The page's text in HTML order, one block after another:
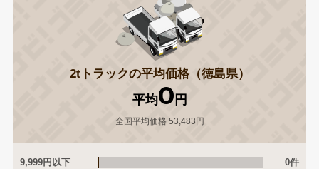
2tトラックの平均価格（徳島県）
平均0 円
全国平均価格 53,483円
9,999円以下
0件